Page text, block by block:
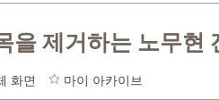
을 제거하는 노무현
화면 마이 아카이브